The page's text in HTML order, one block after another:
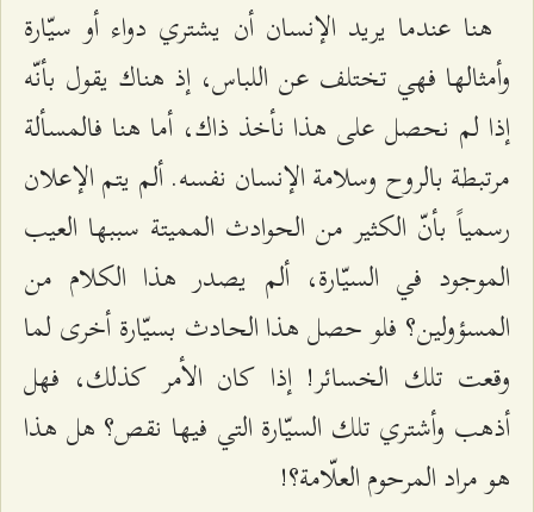
هنا عندما يريد الإنسان أن يشتري دواء أو سيّارة
وأمثالها فهي تختلف عن اللباس، إذ هناك يقول بأنّه
إذا لم نحصل على هذا نأخذ ذاك، أما هنا فالمسألة
مرتبطة بالروح وسلامة الإنسان نفسه. ألم يتم الإعلان
رسمياً بأنّ الكثير من الحوادث المميتة سببها العيب
الموجود في السيّارة، ألم يصدر هذا الكلام من
المسؤولين؟ فلو حصل هذا الحادث بسيّارة أخرى لما
وقعت تلك الخسائر! إذا كان الأمر كذلك، فهل
أذهب وأشتري تلك السيّارة التي فيها نقص؟ هل هذا
هو مراد المرحوم العلّامة؟!